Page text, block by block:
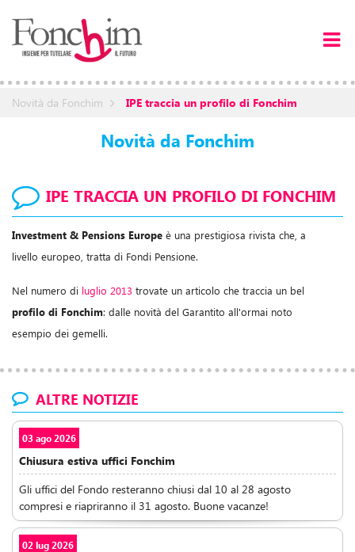
Novità da Fonchim IPE traccia un profilo di Fonchim
Novità da Fonchim
IPE TRACCIA UN PROFILO DI FONCHIM
Investment & Pensions Europe è una prestigiosa rivista che, a
livello europeo, tratta di Fondi Pensione.
Nel numero di luglio 2013 trovate un articolo che traccia un bel
profilo di Fonchim: dalle novità del Garantito all'ormai noto
esempio dei gemelli.
ALTRE NOTIZIE
03 ago 2026
Chiusura estiva uffici Fonchim
Gli uffici del Fondo resteranno chiusi dal 10 al 28 agosto
compresi e riapriranno il 31 agosto. Buone vacanze!
02 lug 2026